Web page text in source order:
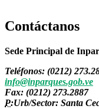
Contáctanos
Sede Principal de
Teléfonos: (0212)
info@inparques.gob.ve
Fax: (0212) 273.2887
P:Urb/Sector: Santa